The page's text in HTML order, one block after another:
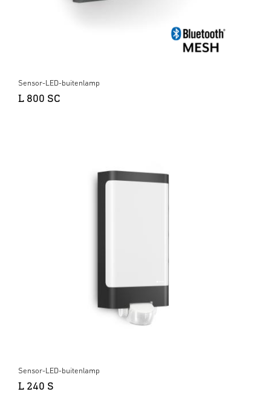
Sensor-LED-buitenlamp
L 800 SC
Sensor-LED-buitenlamp
L 240 S